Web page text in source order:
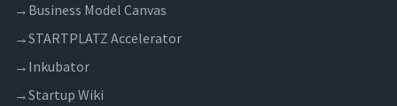
→ Business Model Canvas
→STARTPLATZ Accelerator
→ Inkubator
→Startup Wiki